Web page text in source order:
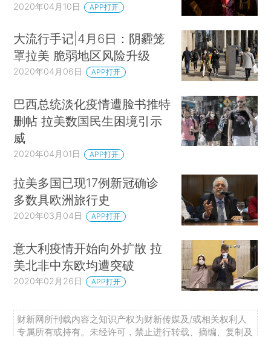
2020年04月10日 APP打开
大流行手记|4月6日：阴霾笼
罩拉美 脆弱地区风险升级
2020年04月06日 APP打开
巴西总统淡化疫情遭脸书推特
删帖 拉美数国民生困境引示
威
2020年04月01日 APP打开
拉美多国已现17例新冠确诊
多数具欧洲旅行史
2020年03月04日 APP打开
意大利疫情开始向外扩散 拉
美北非中东欧均遭突破
2020年02月26日 APP打开
财新网所刊载内容之知识产权为财新传媒及/或相关权利人
专属所有或持有。未经许可，禁止进行转载、摘编、复制及